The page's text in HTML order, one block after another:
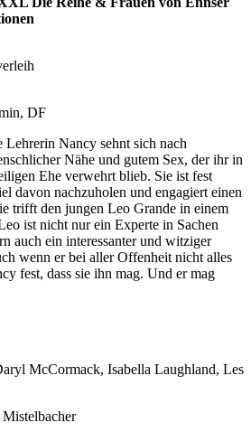
DF
Nancy sehnt sich nach
Nähe und gutem Sex, der ihr in
Ehe verwehrt blieb. Sie ist fest
davon nachzuholen und engagiert einen
trifft den jungen Leo Grande in einem
ist nicht nur ein Experte in Sachen
auch ein interessanter und witziger
wenn er bei aller Offenheit nicht alles
fest, dass sie ihn mag. Und er mag
McCormack, Isabella Laughland, Les